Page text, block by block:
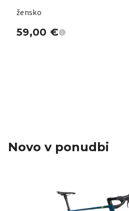
žensko
59,00 €
Novo v ponudbi